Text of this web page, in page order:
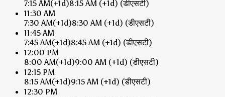
7:15 AM(+1d)8:15 AM (+1d) (डीएसटी)
11:30 AM
7:30 AM(+1d)8:30 AM (+1d) (डीएसटी)
11:45 AM
7:45 AM(+1d)8:45 AM (+1d) (डीएसटी)
12:00 PM
8:00 AM(+1d)9:00 AM (+1d) (डीएसटी)
12:15 PM
8:15 AM(+1d)9:15 AM (+1d) (डीएसटी)
12:30 PM